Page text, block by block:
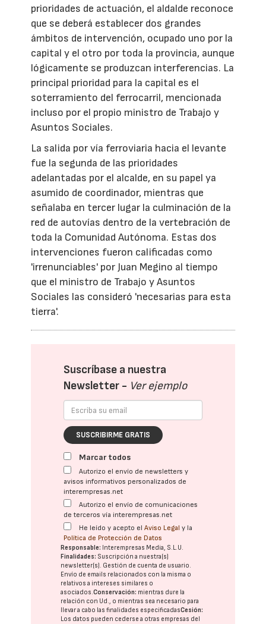
prioridades de actuación, el aldalde reconoce
que se deberá establecer dos grandes
ámbitos de intervención, ocupado uno por la
capital y el otro por toda la provincia, aunque
lógicamente se produzcan interferencias. La
principal prioridad para la capital es el
soterramiento del ferrocarril, mencionada
incluso por el propio ministro de Trabajo y
Asuntos Sociales.
La salida por vía ferroviaria hacia el levante
fue la segunda de las prioridades
adelantadas por el alcalde, en su papel ya
asumido de coordinador, mientras que
señalaba en tercer lugar la culminación de la
red de autovías dentro de la vertebración de
toda la Comunidad Autónoma. Estas dos
intervenciones fueron calificadas como
'irrenunciables' por Juan Megino al tiempo
que el ministro de Trabajo y Asuntos
Sociales las consideró 'necesarias para esta
tierra'.
Suscríbase a nuestra
Newsletter - Ver ejemplo
SUSCRIBIRME GRATIS
Marcar todos
Autorizo el envío de newsletters y
avisos informativos personalizados de
interempresas.net
Autorizo el envío de comunicaciones
de terceros vía interempresas.net
He leído y acepto elAviso Legal y la
Política de Protección de Datos
Responsable: Interempresas Media, S.L.U.
Finalidades: Suscripción a nuestra(s)
newsletter(s). Gestión de cuenta de usuario.
Envío de emails relacionados con la misma o
relativos a intereses similares o
asociados.Conservación: mientras dure la
relación con Ud., o mientras sea necesario para
llevar a cabo las finalidades especificadasCesión:
Los datos pueden cederse a otras empresas del